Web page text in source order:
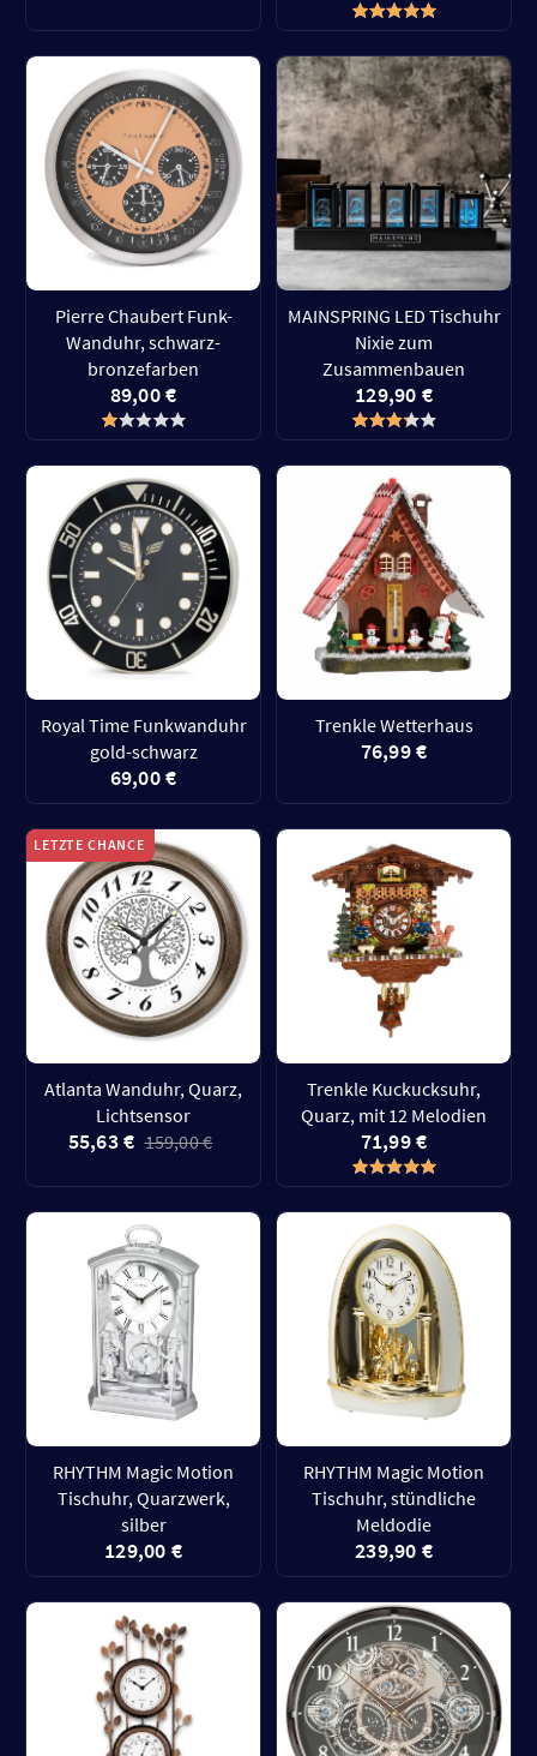
Pierre Chaubert Funk-
Wanduhr, schwarz-
bronzefarben
89,00 €
MAINSPRING LED Tischuhr
Nixie zum
Zusammenbauen
129,90 €
Royal Time Funkwanduhr
gold-schwarz
69,00 €
Trenkle Wetterhaus
76,99 €
LETZTE CHANCE
Atlanta Wanduhr, Quarz,
Lichtsensor
55,63 € 159,00 €
Trenkle Kuckucksuhr,
Quarz, mit 12 Melodien
71,99 €
RHYTHM Magic Motion
Tischuhr, Quarzwerk,
silber
129,00 €
RHYTHM Magic Motion
Tischuhr, stündliche
Meldodie
239,90 €